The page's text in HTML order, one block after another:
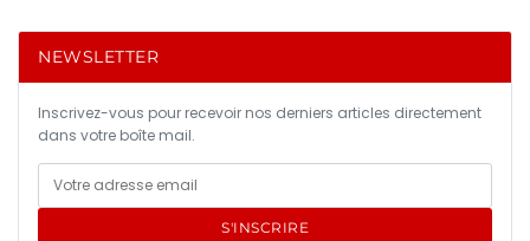
NEWSLETTER
Inscrivez-vous pour recevoir nos derniers articles directement
dans votre boîte mail.
S'INSCRIRE